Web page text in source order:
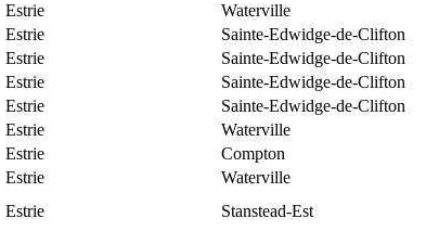
Estrie
Waterville
Estrie
Sainte-Edwidge-de-Clifton
Estrie
Sainte-Edwidge-de-Clifton
Estrie
Sainte-Edwidge-de-Clifton
Estrie
Sainte-Edwidge-de-Clifton
Estrie
Waterville
Estrie
Compton
Estrie
Waterville
Estrie Stanstead-Est